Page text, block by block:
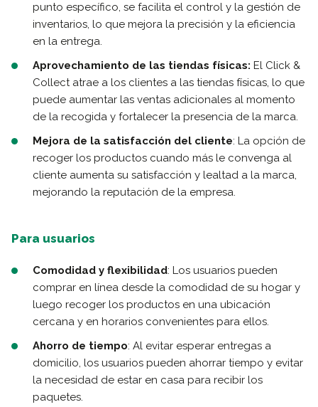
punto específico, se facilita el control y la gestión de
inventarios, lo que mejora la precisión y la eficiencia
en la entrega.
Aprovechamiento de las tiendas físicas: El Click &
Collect atrae a los clientes a las tiendas físicas, lo que
puede aumentar las ventas adicionales al momento
de la recogida y fortalecer la presencia de la marca.
Mejora de la satisfacción del cliente: La opción de
recoger los productos cuando más le convenga al
cliente aumenta su satisfacción y lealtad a la marca,
mejorando la reputación de la empresa.
Para usuarios
Comodidad y flexibilidad: Los usuarios pueden
comprar en línea desde la comodidad de su hogar y
luego recoger los productos en una ubicación
cercana y en horarios convenientes para ellos.
Ahorro de tiempo: Al evitar esperar entregas a
domicilio, los usuarios pueden ahorrar tiempo y evitar
la necesidad de estar en casa para recibir los
paquetes.